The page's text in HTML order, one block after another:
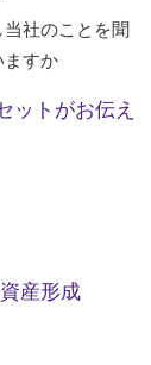
社のことを聞
ますか
ットがお伝え
産形成